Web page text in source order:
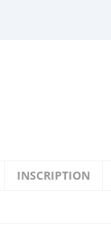
INSCRIPTION